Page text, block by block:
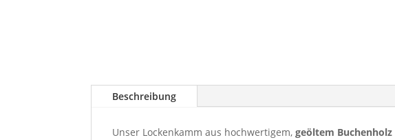
Beschreibung
Unser Lockenkamm aus hochwertigem, geöltem Buchenholz